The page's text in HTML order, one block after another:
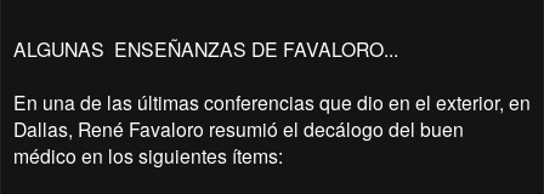
ALGUNAS ENSEÑANZAS DE FAVALORO...
En una de las últimas conferencias que dio en el exterior, en
Dallas, René Favaloro resumió el decálogo del buen
médico en los siguientes ítems: